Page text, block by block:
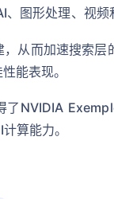
图形处理、视频
从而加速搜索
能表现。
NVIDIA
算能力。